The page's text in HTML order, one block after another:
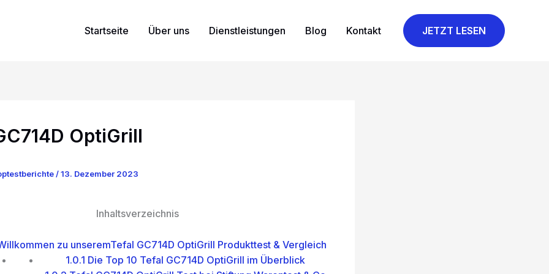
Startseite Über uns Dienstleistungen Blog Kontakt JETZT LESEN
OptiGrill
/13. Dezember 2023
Inhaltsverzeichnis
zu unseremTefal GC714D OptiGrill Produkttest & Vergleich
1.0.1 Die Top 10 Tefal GC714D OptiGrill im Überblick